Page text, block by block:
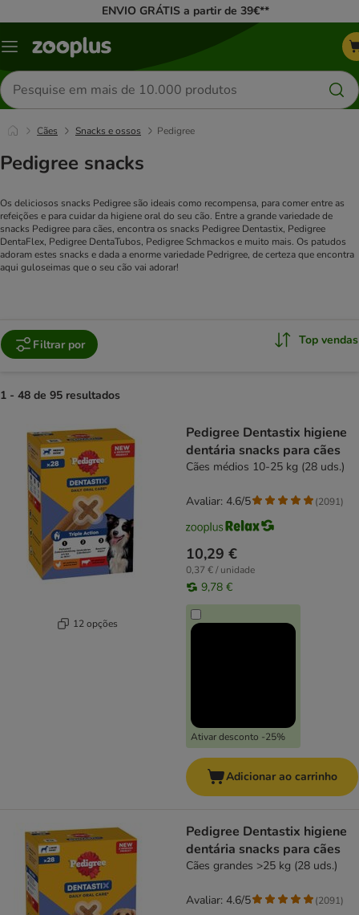
ENVIO GRÁTIS a partir de 39€**
Menu
Pesquisar
produtos
Cães Snacks e ossos Pedigree
Pedigree snacks
Os deliciosos snacks Pedigree são ideais como recompensa, para comer entre as
refeições e para cuidar da higiene oral do seu cão. Entre a grande variedade de
snacks Pedigree para cães, encontra os snacks Pedigree Dentastix, Pedigree
DentaFlex, Pedigree DentaTubos, Pedigree Schmackos e muito mais. Os patudos
adoram estes snacks e dada a enorme variedade Pedrigree, de certeza que encontra
aqui guloseimas que o seu cão vai adorar!
Filtrar por Top vendas
1 - 48 de 95 resultados
12 opções
Pedigree Dentastix higiene
dentária snacks para cães
Cães médios 10-25 kg (28 uds.)
10,29 €
0,37 € / unidade
9,78 €
Ativar desconto -25%
Avaliar: 4.6/5 (2091)
Adicionar ao carrinho
Pedigree Dentastix higiene
dentária snacks para cães
Cães grandes >25 kg (28 uds.)
Avaliar: 4.6/5 (2091)